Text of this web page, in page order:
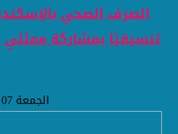
الصرف الصحي
تنسيقيًا بمشاركة ممثلي
الجمعة 07 أغسطس 2026 03:47 مساءً